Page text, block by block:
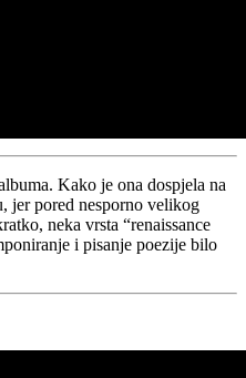
Kako je ona dospjela na
jer pored nesporno velikog
neka vrsta “renaissance
i pisanje poezije bilo